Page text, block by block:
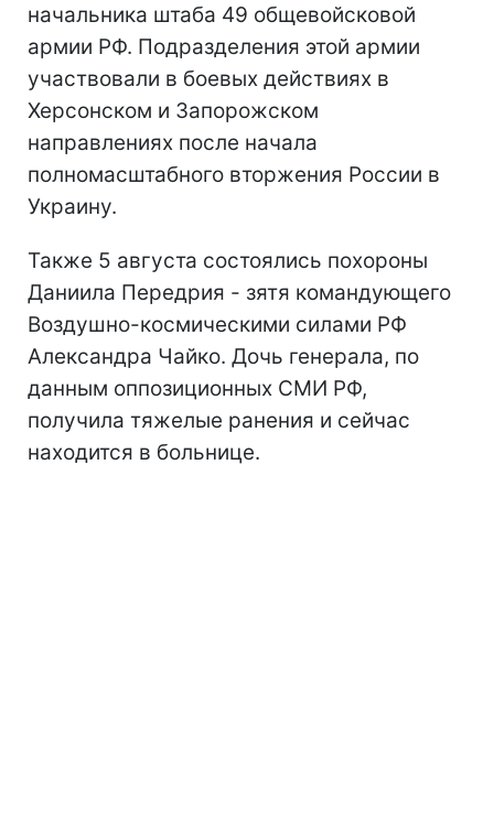
начальника штаба 49 общевойсковой
армии РФ. Подразделения этой армии
участвовали в боевых действиях в
Херсонском и Запорожском
направлениях после начала
полномасштабного вторжения России в
Украину.
Также 5 августа состоялись похороны
Даниила Передрия - зятя командующего
Воздушно-космическими силами РФ
Александра Чайко. Дочь генерала, по
данным оппозиционных СМИ РФ,
получила тяжелые ранения и сейчас
находится в больнице.